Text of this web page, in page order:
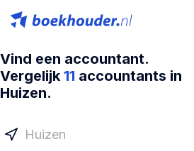
Vind een accountant.
Vergelijk 11 accountants in
Huizen.